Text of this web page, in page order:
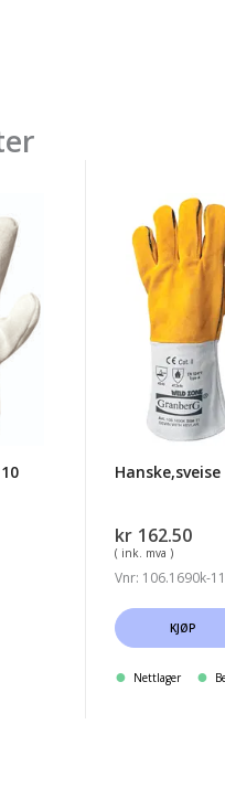
Oksehud
Helforet
kr 162.50
( ink. mva )
Vnr: 106.1690k-11
KJØP
Nettlager